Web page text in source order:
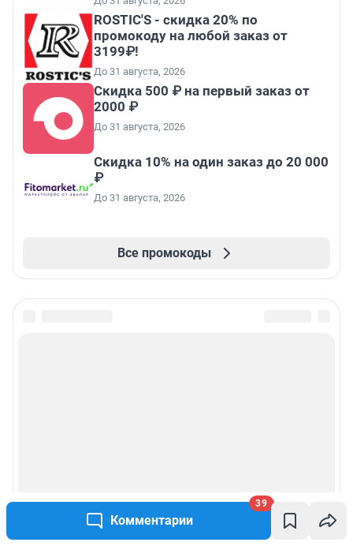
Комментарии
39
ROSTIC'S - скидка 20% по
промокоду на любой заказ от
3199₽!
До 31 августа, 2026
Скидка 500 ₽ на первый заказ от
2000 ₽
До 31 августа, 2026
Скидка 10% на один заказ до 20 000
₽
До 31 августа, 2026
Все промокоды